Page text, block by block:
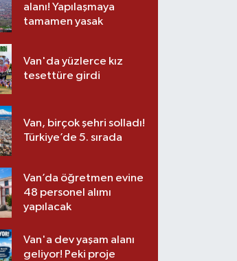
alanı! Yapılaşmaya
tamamen yasak
Van'da yüzlerce kız
tesettüre girdi
Van, birçok şehri solladı!
Türkiye’de 5. sırada
Van’da öğretmen evine
48 personel alımı
yapılacak
Van'a dev yaşam alanı
geliyor! Peki proje